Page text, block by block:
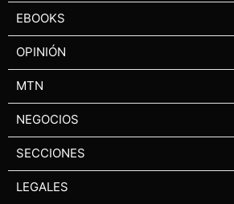
EBOOKS
OPINIÓN
MTN
NEGOCIOS
SECCIONES
LEGALES